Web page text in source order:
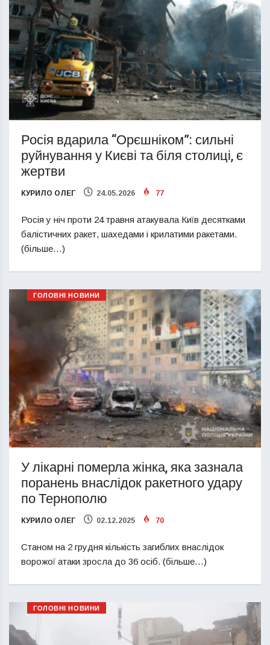
Росія вдарила “Орєшніком”: сильні
руйнування у Києві та біля столиці, є
жертви
КУРИЛО ОЛЕГ 24.05.2026 77
Росія у ніч проти 24 травня атакувала Київ десятками
балістичних ракет, шахедами і крилатими ракетами.
(більше…)
ГОЛОВНІ НОВИНИ
У лікарні померла жінка, яка зазнала
поранень внаслідок ракетного удару
по Тернополю
КУРИЛО ОЛЕГ 02.12.2025 70
Станом на 2 грудня кількість загиблих внаслідок
ворожої атаки зросла до 36 осіб. (більше…)
ГОЛОВНІ НОВИНИ